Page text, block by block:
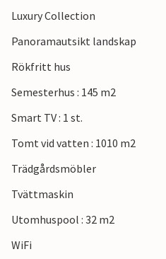
cykelleder i omedelbar närhet.
Och om du vill prova lokala
städerna Prodol eller Barban.
Luxury Collection
Panoramautsikt landskap
Rökfritt hus
Semesterhus : 145 m2
Smart TV : 1 st.
Tomt vid vatten : 1010 m2
Trädgårdsmöbler
Tvättmaskin
Utomhuspool : 32 m2
WiFi